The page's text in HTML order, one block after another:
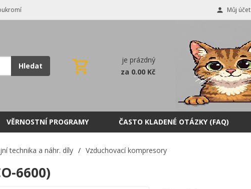
Můj účet
Hledat
je prázdný
za 0.00 Kč
VĚRNOSTNÍ PROGRAMY ČASTO KLADENÉ OTÁZKY (FAQ)
technika a náhr. díly / Vzduchovací kompresory
6600)